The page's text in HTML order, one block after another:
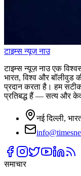
टाइम्सन्यूज़नाउ
टाइम्स न्यूज़ नाउ एक
भारत, विश्व और बॉलीवुड
प्रदान करता है। हम
प्रतिबद्ध हैं — सत्य और
नई दिल्ली,
समाचार